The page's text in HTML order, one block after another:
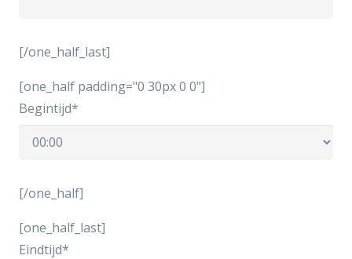
[/one_half_last]
[one_half padding="0 30px 0 0"]
Begintijd*
[/one_half]
[one_half_last]
Eindtijd*